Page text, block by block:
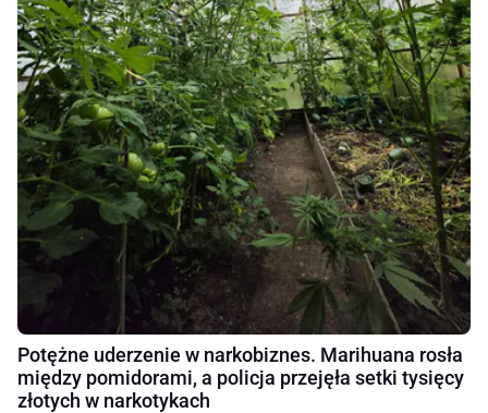
Potężne uderzenie w narkobiznes. Marihuana rosła
między pomidorami, a policja przejęła setki tysięcy
złotych w narkotykach